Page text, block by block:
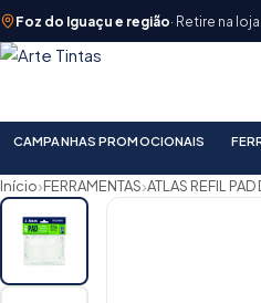
Foz do Iguaçu e região· Retire na
CAMPANHAS PROMOCIONAIS
Início›FERRAMENTAS›ATLAS REFIL